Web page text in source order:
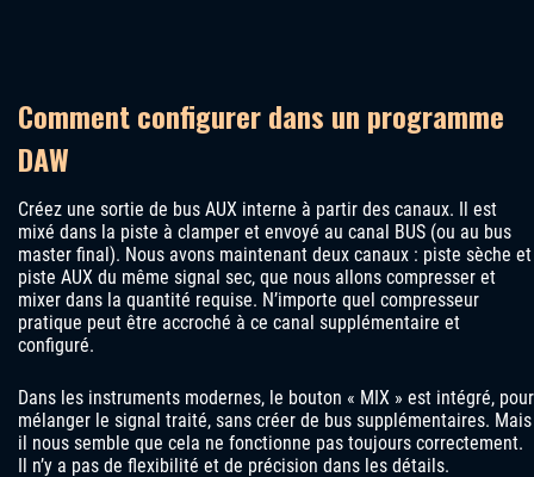
Comment configurer dans un programme
DAW
Créez une sortie de bus AUX interne à partir des canaux. Il est
mixé dans la piste à clamper et envoyé au canal BUS (ou au bus
master final). Nous avons maintenant deux canaux : piste sèche et
piste AUX du même signal sec, que nous allons compresser et
mixer dans la quantité requise. N’importe quel compresseur
pratique peut être accroché à ce canal supplémentaire et
configuré.
Dans les instruments modernes, le bouton « MIX » est intégré, pour
mélanger le signal traité, sans créer de bus supplémentaires. Mais
il nous semble que cela ne fonctionne pas toujours correctement.
Il n’y a pas de flexibilité et de précision dans les détails.